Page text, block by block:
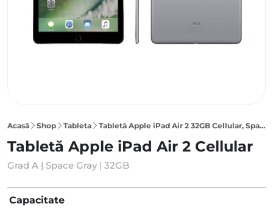
Acasă Shop Tableta Tabletă Apple iPad Air 2 32GB Cellular, Space Gray
Tabletă Apple iPad Air 2 Cellular
Grad A | Space Gray | 32GB
Capacitate